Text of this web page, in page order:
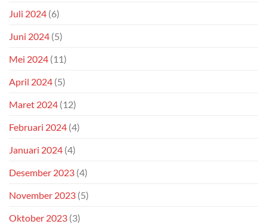
Juli 2024 (6)
Juni 2024 (5)
Mei 2024 (11)
April 2024 (5)
Maret 2024 (12)
Februari 2024 (4)
Januari 2024 (4)
Desember 2023 (4)
November 2023 (5)
Oktober 2023 (3)